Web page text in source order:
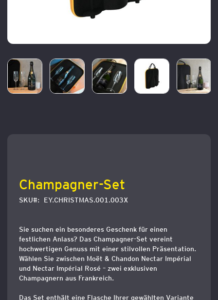
Champagner-Set
SKU EY.CHRISTMAS.001.003X
Sie suchen ein besonderes Geschenk für einen
festlichen Anlass? Das Champagner-Set vereint
hochwertigen Genuss mit einer stilvollen Präsentation.
Wählen Sie zwischen Moët & Chandon Nectar Impérial
und Nectar Impérial Rosé – zwei exklusiven
Champagnern aus Frankreich.
Das Set enthält eine Flasche Ihrer gewählten Variante